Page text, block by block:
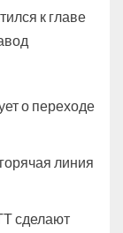
к главе
о переходе
линия
сделают